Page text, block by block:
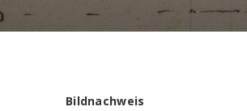
Bildnachweis